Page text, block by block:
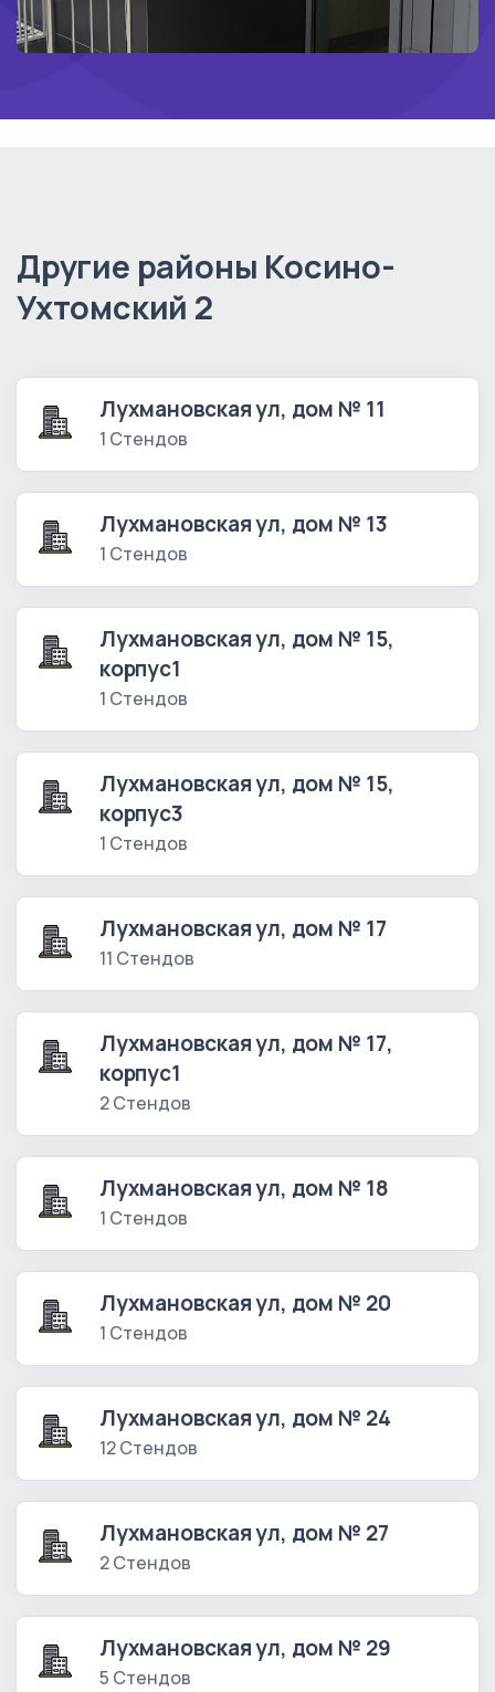
Другие районы Косино-
Ухтомский 2
Лухмановская ул, дом № 11
1 Стендов
Лухмановская ул, дом № 13
1 Стендов
Лухмановская ул, дом № 15,
корпус1
1 Стендов
Лухмановская ул, дом № 15,
корпус3
1 Стендов
Лухмановская ул, дом № 17
11 Стендов
Лухмановская ул, дом № 17,
корпус1
2 Стендов
Лухмановская ул, дом № 18
1 Стендов
Лухмановская ул, дом № 20
1 Стендов
Лухмановская ул, дом № 24
12 Стендов
Лухмановская ул, дом № 27
2 Стендов
Лухмановская ул, дом № 29
5 Стендов